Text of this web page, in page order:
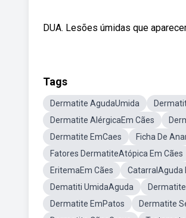
DUA. Lesões úmidas que
Tags
Dermatite AgudaUmida
Dermatite AlérgicaEm Cães
Dermatite EmCaes
Ficha De
Fatores DermatiteAtópica Em Cães
EritemaEm Cães
CatarralAguda
Dematiti UmidaAguda
Dermatite EmPatos
Dermatite